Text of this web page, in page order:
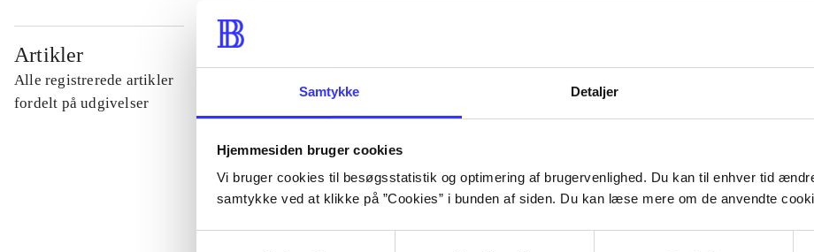
Samtykke Detaljer
Hjemmesiden bruger cookies
Vi bruger cookies til besøgsstatistik og optimering af brugervenlighed. Du kan til enhver tid
samtykke ved at klikke på ”Cookies” i bunden af siden. Du kan læse mere om de anvendte
Artikler
Alle registrerede artikler
fordelt på udgivelser
...
...